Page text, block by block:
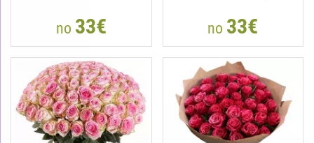
no 33€ no 33€